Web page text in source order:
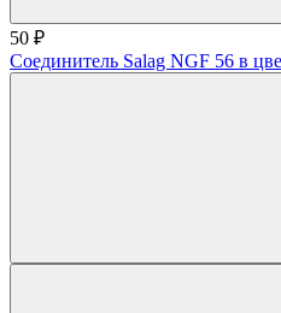
50 ₽
Соединитель Salag NGF 56 в